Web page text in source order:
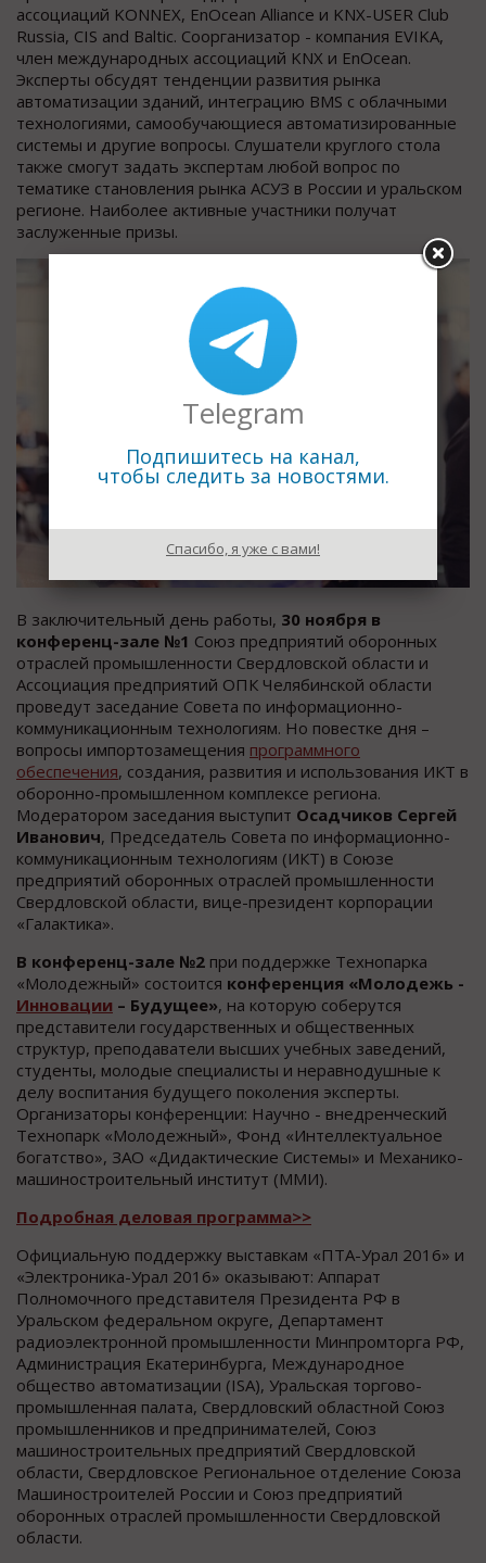
ассоциаций KONNEX, EnOcean Alliance и KNX-USER Club
Russia, CIS and Baltic. Соорганизатор - компания EVIKA,
член международных ассоциаций KNX и EnOcean.
Эксперты обсудят тенденции развития рынка
автоматизации зданий, интеграцию ВМS с облачными
технологиями, самообучающиеся автоматизированные
системы и другие вопросы. Слушатели круглого стола
также смогут задать экспертам любой вопрос по
тематике становления рынка АСУЗ в России и уральском
регионе. Наиболее активные участники получат
заслуженные призы.
В заключительный день работы, 30 ноября в
конференц-зале №1 Союз предприятий оборонных
отраслей промышленности Свердловской области и
Ассоциация предприятий ОПК Челябинской области
проведут заседание Совета по информационно-
коммуникационным технологиям. Но повестке дня –
вопросы импортозамещения программного
обеспечения, создания, развития и использования ИКТ в
оборонно-промышленном комплексе региона.
Модератором заседания выступит Осадчиков Сергей
Иванович, Председатель Совета по информационно-
коммуникационным технологиям (ИКТ) в Союзе
предприятий оборонных отраслей промышленности
Свердловской области, вице-президент корпорации
«Галактика».
В конференц-зале №2 при поддержке Технопарка
«Молодежный» состоится конференция «Молодежь -
Инновации – Будущее», на которую соберутся
представители государственных и общественных
структур, преподаватели высших учебных заведений,
студенты, молодые специалисты и неравнодушные к
делу воспитания будущего поколения эксперты.
Организаторы конференции: Научно - внедренческий
Технопарк «Молодежный», Фонд «Интеллектуальное
богатство», ЗАО «Дидактические Системы» и Механико-
машиностроительный институт (ММИ).
Подробная деловая программа>>
Официальную поддержку выставкам «ПТА-Урал 2016» и
«Электроника-Урал 2016» оказывают: Аппарат
Полномочного представителя Президента РФ в
Уральском федеральном округе, Департамент
радиоэлектронной промышленности Минпромторга РФ,
Администрация Екатеринбурга, Международное
общество автоматизации (ISA), Уральская торгово-
промышленная палата, Свердловский областной Союз
промышленников и предпринимателей, Союз
машиностроительных предприятий Свердловской
области, Свердловское Региональное отделение Союза
Машиностроителей России и Союз предприятий
оборонных отраслей промышленности Свердловской
области.
Telegram
Подпишитесь на канал,
чтобы следить за новостями.
Спасибо, я уже с вами!